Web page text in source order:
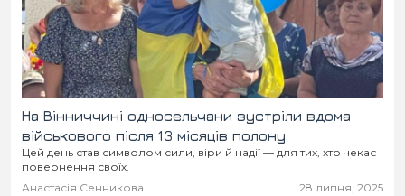
На Вінниччині односельчани зустріли вдома
військового після 13 місяців полону
Цей день став символом сили, віри й надії — для тих, хто чекає
повернення своїх.
Анастасія Сенникова
28 липня, 2025